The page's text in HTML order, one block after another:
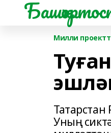
Милли
Уның